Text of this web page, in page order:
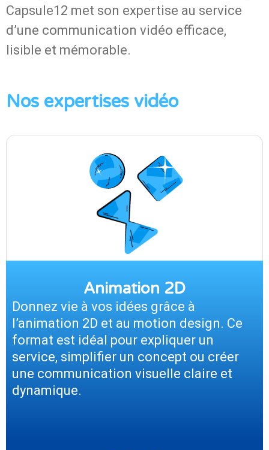
Capsule12 met son expertise au service
d’une communication vidéo efficace,
lisible et mémorable.
Nos expertises vidéo
Animation 2D
Donnez vie à vos idées grâce à
l’animation 2D et au motion design. Ce
format est idéal pour expliquer un
service, simplifier un concept ou créer
une communication visuelle claire et
dynamique.